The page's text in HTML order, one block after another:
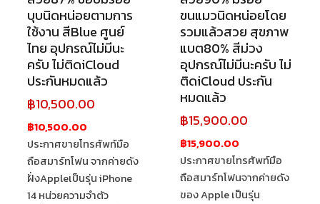
บุบนิดหน่อยตามการ
ใช้งาน สีBlue ศูนย์
ไทย อุปกรณ์ไม่มีนะ
ครับ ไม่ติดiCloud
ประกันหมดแล้ว
฿10,500.00
฿10,500.00
ประกาศขายโทรศัพท์มือ
ถือสมาร์ทโฟน จากค่ายดัง
ฝั่งAppleเป็นรุ่น iPhone
14 หน่วยความจำตัว
ขนแมวนิดหน่อยโดย
รวมแล้วสวย สุขภาพ
แบต80% สีม่วง
อุปกรณ์ไม่มีนะครับ ไม่
ติดiCloud ประกัน
หมดแล้ว
฿15,900.00
฿15,900.00
ประกาศขายโทรศัพท์มือ
ถือสมาร์ทโฟนจากค่ายดัง
ของ Apple เป็นรุ่น